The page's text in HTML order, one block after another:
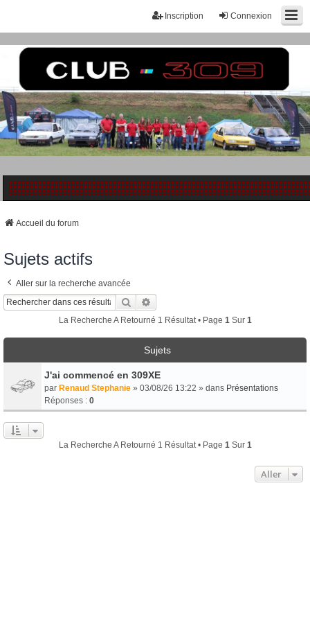
Connexion
Inscription
Accueil du forum
Sujets actifs
Aller sur la recherche avancée
Rechercher
La Recherche A Retourné 1 Résultat • Page 1Sur 1
Sujets
J'ai commencé en 309XE
par Renaud Stephanie » 03/08/26 13:22 » dans Présentations
Réponses : 0
La Recherche A Retourné 1 Résultat • Page 1Sur 1
Aller